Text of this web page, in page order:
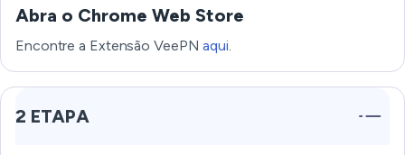
Abra o Chrome Web Store
Encontre a Extensão VeePNaqui.
2 ETAPA